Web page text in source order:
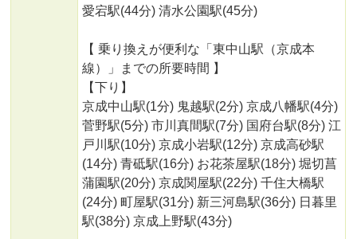
愛宕駅(44分) 清水公園駅(45分)
【 乗り換えが便利な「東中山駅（京成本
線）」までの所要時間 】
【下り】
京成中山駅(1分) 鬼越駅(2分) 京成八幡駅(4分)
菅野駅(5分) 市川真間駅(7分) 国府台駅(8分) 江
戸川駅(10分) 京成小岩駅(12分) 京成高砂駅
(14分) 青砥駅(16分) お花茶屋駅(18分) 堀切菖
蒲園駅(20分) 京成関屋駅(22分) 千住大橋駅
(24分) 町屋駅(31分) 新三河島駅(36分) 日暮里
駅(38分) 京成上野駅(43分)